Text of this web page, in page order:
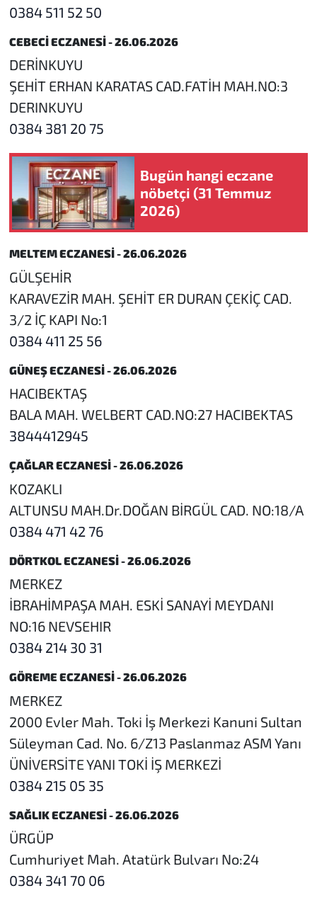
0384 511 52 50
CEBECİ ECZANESİ - 26.06.2026
DERİNKUYU
ŞEHİT ERHAN KARATAS CAD.FATİH MAH.NO:3
DERINKUYU
0384 381 20 75
Bugün hangi eczane
nöbetçi (31 Temmuz
2026)
MELTEM ECZANESİ - 26.06.2026
GÜLŞEHİR
KARAVEZİR MAH. ŞEHİT ER DURAN ÇEKİÇ CAD.
3/2 İÇ KAPI No:1
0384 411 25 56
GÜNEŞ ECZANESİ - 26.06.2026
HACIBEKTAŞ
BALA MAH. WELBERT CAD.NO:27 HACIBEKTAS
3844412945
ÇAĞLAR ECZANESİ - 26.06.2026
KOZAKLI
ALTUNSU MAH.Dr.DOĞAN BİRGÜL CAD. NO:18/A
0384 471 42 76
DÖRTKOL ECZANESİ - 26.06.2026
MERKEZ
İBRAHİMPAŞA MAH. ESKİ SANAYİ MEYDANI
NO:16 NEVSEHIR
0384 214 30 31
GÖREME ECZANESİ - 26.06.2026
MERKEZ
2000 Evler Mah. Toki İş Merkezi Kanuni Sultan
Süleyman Cad. No. 6/Z13 Paslanmaz ASM Yanı
ÜNİVERSİTE YANI TOKİ İŞ MERKEZİ
0384 215 05 35
SAĞLIK ECZANESİ - 26.06.2026
ÜRGÜP
Cumhuriyet Mah. Atatürk Bulvarı No:24
0384 341 70 06